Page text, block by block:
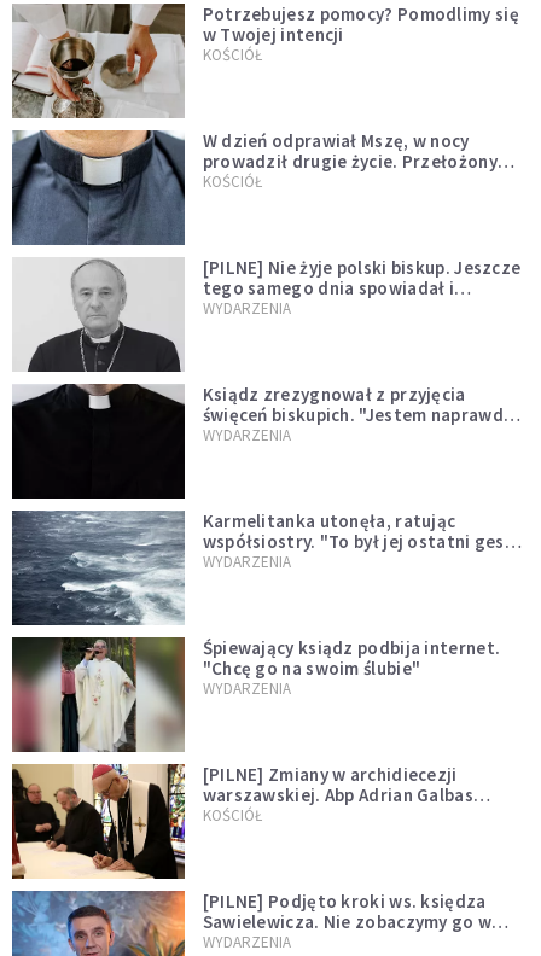
Potrzebujesz pomocy? Pomodlimy się
w Twojej intencji
KOŚCIÓŁ
W dzień odprawiał Mszę, w nocy
prowadził drugie życie. Przełożony
kazał mu opuścić zakon
KOŚCIÓŁ
[PILNE] Nie żyje polski biskup. Jeszcze
tego samego dnia spowiadał i
sprawował Mszę świętą
WYDARZENIA
Ksiądz zrezygnował z przyjęcia
święceń biskupich. "Jestem naprawdę
niegodny"
WYDARZENIA
Karmelitanka utonęła, ratując
współsiostry. "To był jej ostatni gest
miłości"
WYDARZENIA
Śpiewający ksiądz podbija internet.
"Chcę go na swoim ślubie"
WYDARZENIA
[PILNE] Zmiany w archidiecezji
warszawskiej. Abp Adrian Galbas
wręczył dekrety nowym proboszczom
KOŚCIÓŁ
[PILNE] Podjęto kroki ws. księdza
Sawielewicza. Nie zobaczymy go w
mediach
WYDARZENIA